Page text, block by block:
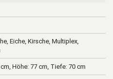
Eiche, Kirsche, Multiplex,
Höhe: 77 cm, Tiefe: 70 cm